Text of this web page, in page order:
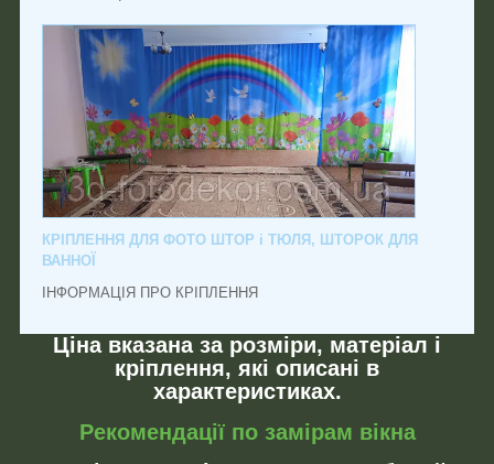
КРІПЛЕННЯ ДЛЯ ФОТО ШТОР і ТЮЛЯ, ШТОРОК ДЛЯ
ВАННОЇ
ІНФОРМАЦІЯ ПРО КРІПЛЕННЯ
Ціна вказана за розміри, матеріал і
кріплення, які описані в
характеристиках.
Рекомендації по замірам вікна